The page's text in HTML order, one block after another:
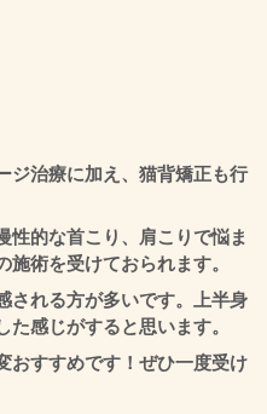
ジ治療に加え、猫背矯正も行
性的な首こり、肩こりで悩ま
術を受けておられます。
される方が多いです。上半身
感じがすると思います。
おすすめです！ぜひ一度受け